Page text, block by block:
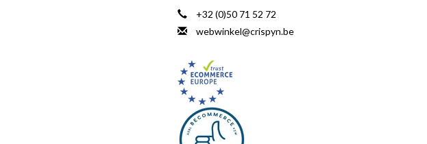
+32 (0)50 71 52 72
webwinkel@crispyn.be